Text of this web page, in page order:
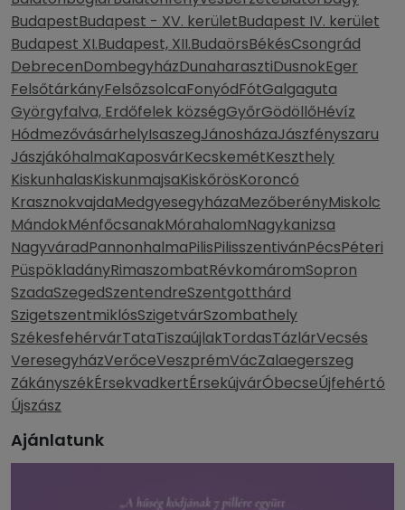
BudapestBudapest - XV. kerületBudapest IV. kerület
Budapest XI.Budapest, XII.BudaörsBékésCsongrád
DebrecenDombegyházDunaharasztiDusnokEger
FelsőtárkányFelsőzsolcaFonyódFótGalgaguta
Györgyfalva, Erdőfelek községGyőrGödöllőHévíz
HódmezővásárhelyIsaszegJánosházaJászfényszaru
JászjákóhalmaKaposvárKecskemétKeszthely
KiskunhalasKiskunmajsaKiskőrösKoroncó
KrasznokvajdaMedgyesegyházaMezőberényMiskolc
MándokMénfőcsanakMórahalomNagykanizsa
NagyváradPannonhalmaPilisPilisszentivánPécsPéteri
PüspökladányRimaszombatRévkomáromSopron
SzadaSzegedSzentendreSzentgotthárd
SzigetszentmiklósSzigetvárSzombathely
SzékesfehérvárTataTiszaújlakTordasTázlárVecsés
VeresegyházVerőceVeszprémVácZalaegerszeg
ZákányszékÉrsekvadkertÉrsekújvárÓbecseÚjfehértó
Újszász
Ajánlatunk